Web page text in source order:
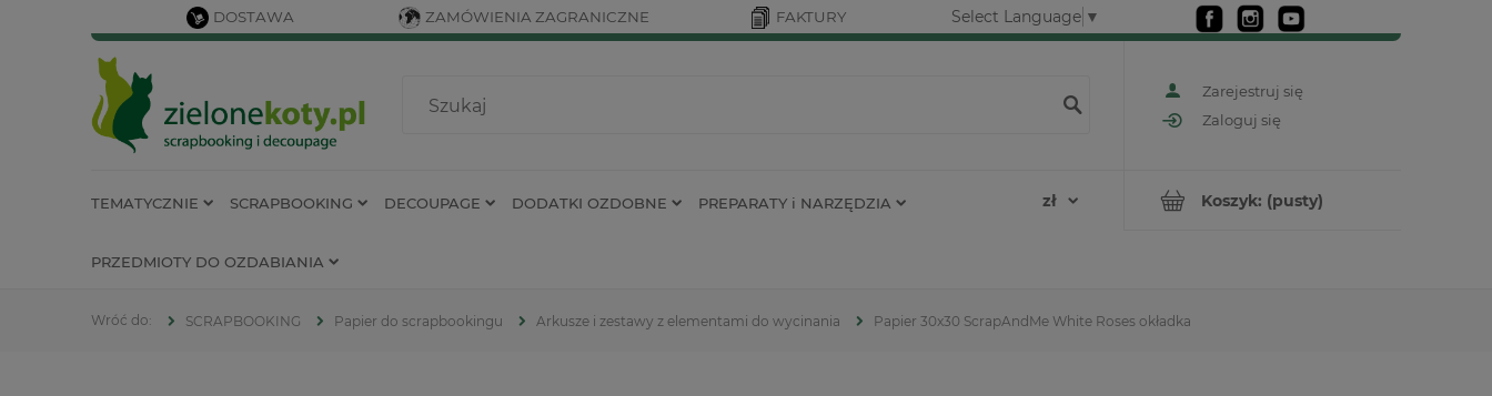
DOSTAWA ZAMÓWIENIA ZAGRANICZNE FAKTURY Select Language ▼
Zarejestruj się
Zaloguj się
Koszyk: (pusty)
TEMATYCZNIE SCRAPBOOKING DECOUPAGE DODATKI OZDOBNE PREPARATY i NARZĘDZIA
PRZEDMIOTY DO OZDABIANIA
SCRAPBOOKING Papier do scrapbookingu Arkusze i zestawy z elementami do wycinania Papier 30x30 ScrapAndMe White Roses okładka